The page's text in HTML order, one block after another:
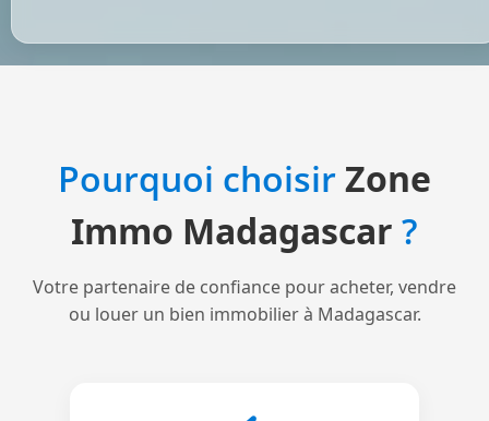
Pourquoi choisirZone
Immo Madagascar ?
Votre partenaire de confiance pour acheter, vendre
ou louer un bien immobilier à Madagascar.